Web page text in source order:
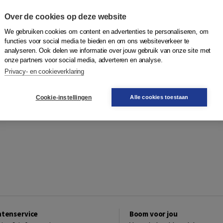
Boom voor jou
Over de cookies op deze website
We gebruiken cookies om content en advertenties te personaliseren, om
functies voor social media te bieden en om ons websiteverkeer te
analyseren. Ook delen we informatie over jouw gebruik van onze site met
onze partners voor social media, adverteren en analyse.
Privacy- en cookieverklaring
Cookie-instellingen Alle cookies toestaan